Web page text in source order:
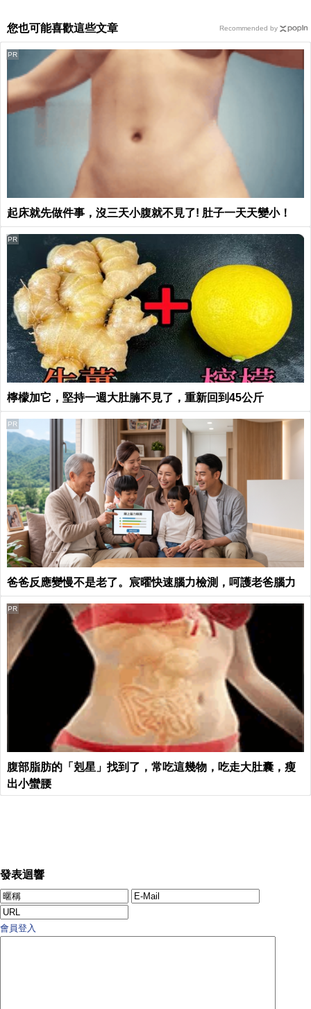
您也可能喜歡這些文章
起床就先做件事，沒三天小腹就不見了! 肚子一天天變小！
PR
檸檬加它，堅持一週大肚腩不見了，重新回到45公斤
PR
爸爸反應變慢不是老了。宸曜快速腦力檢測，呵護老爸腦力
PR
腹部脂肪的「剋星」找到了，常吃這幾物，吃走大肚囊，瘦
出小蠻腰
PR
Recommended by
發表迴響
會員登入